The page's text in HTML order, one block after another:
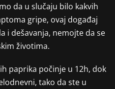
da u slučaju bilo kakvih
gripe, ovaj događaj
i dešavanja, nemojte da se
životima.
paprika počinje u 12h, dok
tako da ste u